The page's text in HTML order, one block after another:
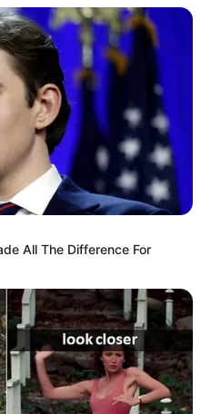
steht gegenüber von
der Einmündung der
gehört zu den vielen
Mittelrhein. Die während
Befestigung ist
Informationen unterwww.bur
Stammburg der Grafen
die Niederländer und
Bergfried mit Walmdach
aufgebaut. Informationen
.
Das Schloss wurde 1850 auf
erbaut und erinnert
Stil an die Schlösser der
All The Difference For